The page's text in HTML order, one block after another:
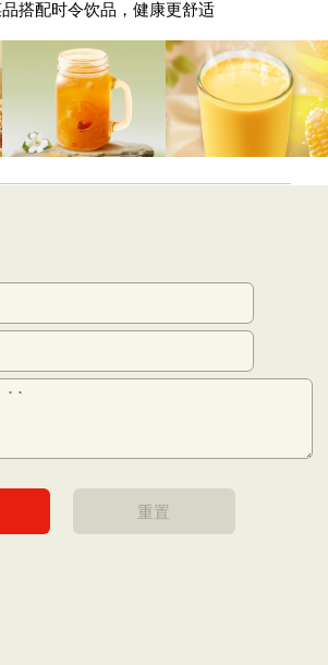
搭配时令饮品，健康更舒适